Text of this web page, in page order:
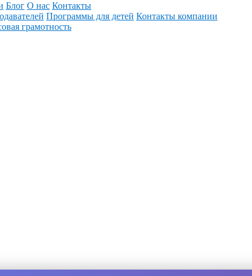
Блог О нас Контакты
Программы для детей Контакты компании
грамотность